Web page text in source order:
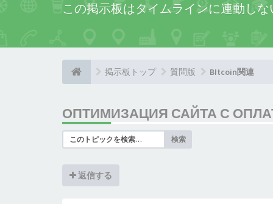
この掲示板はタイムラインに連動し
掲示板トップ 質問版 BItcoin関連
ОПТИМИЗАЦИЯ САЙТА С
検索
返信する